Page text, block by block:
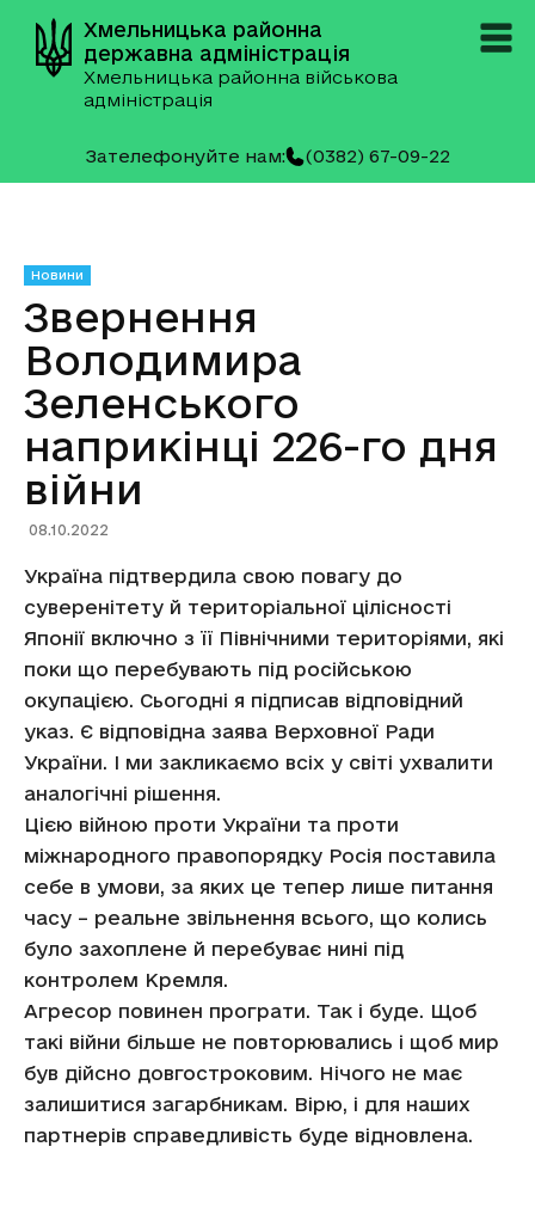
Хмельницька районна
державна адміністрація
Хмельницька районна військова
адміністрація
Зателефонуйте нам: (0382) 67-09-22
Новини
Звернення
Володимира
Зеленського
наприкінці 226-го дня
війни
08.10.2022
Україна підтвердила свою повагу до
суверенітету й територіальної цілісності
Японії включно з її Північними територіями, які
поки що перебувають під російською
окупацією. Сьогодні я підписав відповідний
указ. Є відповідна заява Верховної Ради
України. І ми закликаємо всіх у світі ухвалити
аналогічні рішення.
Цією війною проти України та проти
міжнародного правопорядку Росія поставила
себе в умови, за яких це тепер лише питання
часу – реальне звільнення всього, що колись
було захоплене й перебуває нині під
контролем Кремля.
Агресор повинен програти. Так і буде. Щоб
такі війни більше не повторювались і щоб мир
був дійсно довгостроковим. Нічого не має
залишитися загарбникам. Вірю, і для наших
партнерів справедливість буде відновлена.